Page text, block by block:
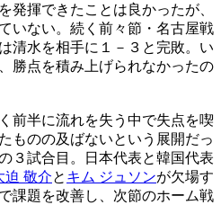
発揮できたことは良かったが、
いない。続く前々節・名古屋戦
清水を相手に１－３と完敗。い
勝点を積み上げられなかったの
前半に流れを失う中で失点を喫
ものの及ばないという展開だっ
３試合目。日本代表と韓国代表
迫 敬介と キム ジュソンが欠場す
課題を改善し、次節のホーム戦